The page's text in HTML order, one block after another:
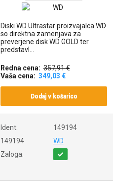
Diski WD Ultrastar proizvajalca WD
so direktna zamenjava za
preverjene disk WD GOLD ter
predstavl...
Redna cena: 357,91 €
Vaša cena: 349,03 €
Dodaj v košarico
Ident:
149194
149194
WD
Zaloga: